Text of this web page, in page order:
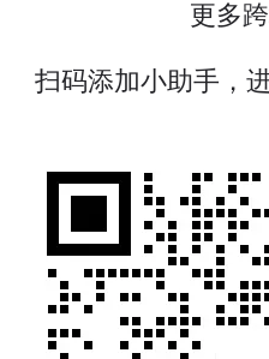
更多
扫码添加小助手，